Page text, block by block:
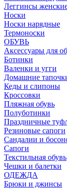
Леггинсы
Носки
Носки нарядные
Термоноски
ОБУВЬ
Аксессуары для
Ботинки
Валенки и угги
Домашние
Кеды и слипоны
Кроссовки
Пляжная обувь
Полуботинки
Праздничные
Резиновые сапоги
Сандалии и
Сапоги
Текстильная обувь
Чешки и балетки
ОДЕЖДА
Брюки и джинсы